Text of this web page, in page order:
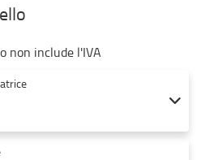
non include l'IVA